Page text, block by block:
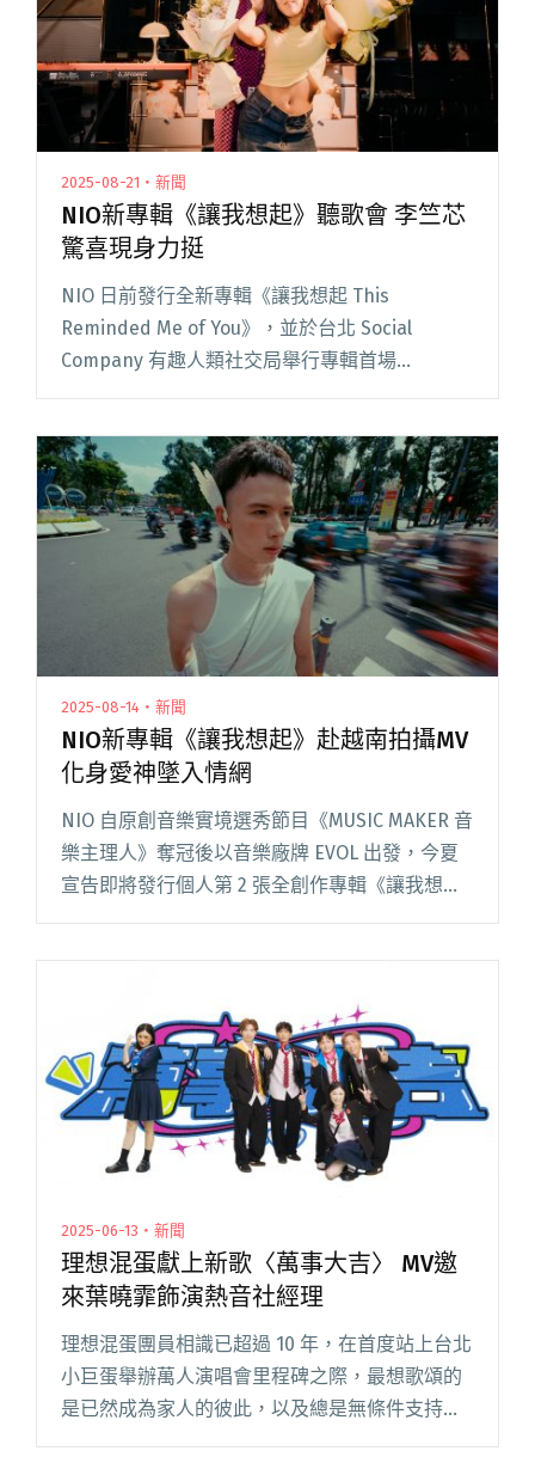
2025-08-21・新聞
NIO新專輯《讓我想起》聽歌會 李竺芯
驚喜現身力挺
NIO 日前發行全新專輯《讓我想起 This
Reminded Me of You》，並於台北 Social
Company 有趣人類社交局舉行專輯首場
Showcase，活動圓滿落幕。 現場齊聚音樂圈好
"NIO新專輯《讓我想起》聽歌會 李竺芯驚喜現身
力挺"
2025-08-14・新聞
NIO新專輯《讓我想起》赴越南拍攝MV
化身愛神墜入情網
NIO 自原創音樂實境選秀節目《MUSIC MAKER 音
樂主理人》奪冠後以音樂廠牌 EVOL 出發，今夏
宣告即將發行個人第 2 張全創作專輯《讓我想起
2025-06-13・新聞
理想混蛋獻上新歌〈萬事大吉〉 MV邀
來葉曉霏飾演熱音社經理
理想混蛋團員相識已超過 10 年，在首度站上台北
小巨蛋舉辦萬人演唱會里程碑之際，最想歌頌的
是已然成為家人的彼此，以及總是無條件支持的
小混蛋們，這次特地為大家獻上新歌〈萬事大